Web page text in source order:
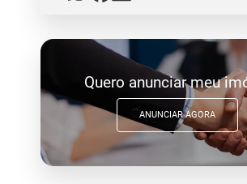
Quero anunciar meu
ANUNCIAR AGORA